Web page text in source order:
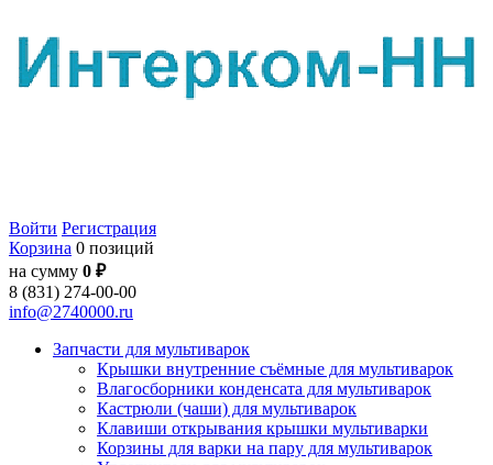
Войти Регистрация
Корзина 0 позиций
на сумму 0 ₽
8 (831) 274-00-00
info@2740000.ru
Запчасти для мультиварок
Крышки внутренние съёмные для мультиварок
Влагосборники конденсата для мультиварок
Кастрюли (чаши) для мультиварок
Клавиши открывания крышки мультиварки
Корзины для варки на пару для мультиварок